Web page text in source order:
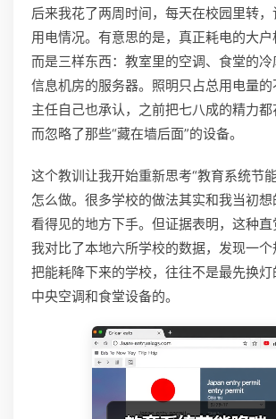
后来我花了两周时间，每天在校园里转
用电情况。有意思的是，真正耗电的大户
而是三样东西：教室里的空调、食堂的
信息机房的服务器。照明只占总用电量
主任自己也承认，之前把七八成的精力
而忽略了那些“藏在墙后面”的设备。
这个教训让我开始重新思考“教育系统节
怎么做。很多学校的做法其实和我当初
看得见的地方下手。但证据表明，这种直
我对比了本地六所学校的数据，发现一
把能耗降下来的学校，往往不是最先换
中央空调和食堂设备的。